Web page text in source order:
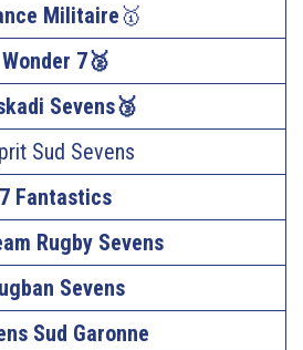
Militaire🥇
Wonder 7🥈
Sevens🥉
Sud Sevens
7 Fantastics
Rugby Sevens
Sevens
Sud Garonne